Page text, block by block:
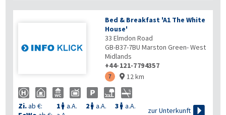
Bed & Breakfast 'A1 The White
House'
33 Elmdon Road
GB-B37-7BU Marston Green- West
Midlands
+44-121-7794357
7  12 km
Zi.ab €: 1  a.A. 2  a.A. 3  a.A.
zur Unterkunft 